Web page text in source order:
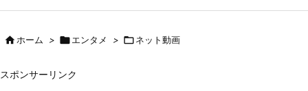
ホーム > エンタメ > ネット動画
スポンサーリンク